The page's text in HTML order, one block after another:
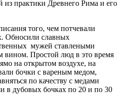
из практики Древнего Рима и его
того, чем потчевали
Обносили славных
мужей ставлеными
вином. Простой люд в это время
на открытом воздухе, на
бочки с вареным медом,
по качеству с медами
в дубовых бочках по 20 и по 30